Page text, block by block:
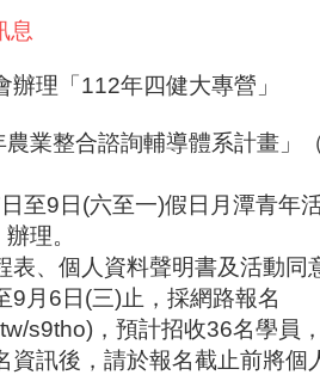
息
辦理「112年四健大專營」
業整合諮詢輔導體系計畫」
至9日(六至一)假日月潭青年
理。
表、個人資料聲明書及活動同
9月6日(三)止，採網路報名
s9tho)，預計招收36名學員
資訊後，請於報名截止前將個